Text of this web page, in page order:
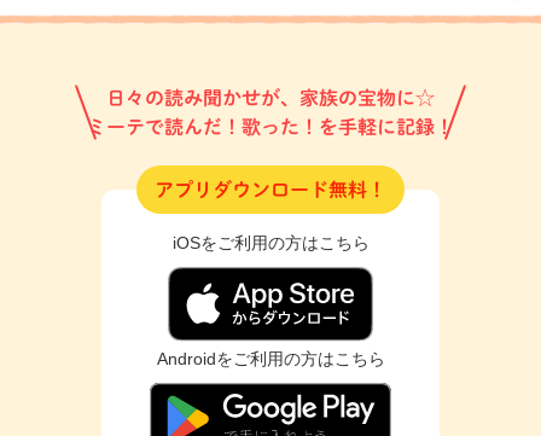
日々の読み聞かせが、家族の宝物に☆
ミーテで読んだ！歌った！を手軽に記録！
アプリダウンロード無料！
iOSをご利用の方はこちら
Androidをご利用の方はこちら